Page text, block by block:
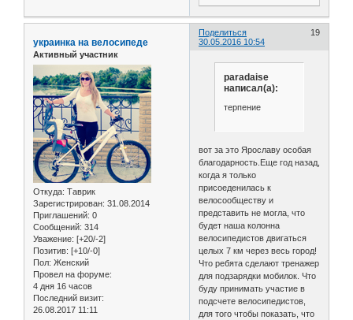
Поделиться
19
30.05.2016 10:54
украинка на велосипеде
Активный участник
Откуда: Таврик
Зарегистрирован: 31.08.2014
Приглашений: 0
Сообщений: 314
Уважение: [+20/-2]
Позитив: [+10/-0]
Пол: Женский
Провел на форуме:
4 дня 16 часов
Последний визит:
26.08.2017 11:11
paradaise
написал(а):
терпение
вот за это Ярославу особая
благодарность.Еще год назад,
когда я только
присоеденилась к
велосообществу и
представить не могла, что
будет наша колонна
велосипедистов двигаться
целых 7 км через весь город!
Что ребята сделают тренажер
для подзарядки мобилок. Что
буду принимать участие в
подсчете велосипедистов,
для того чтобы показать, что